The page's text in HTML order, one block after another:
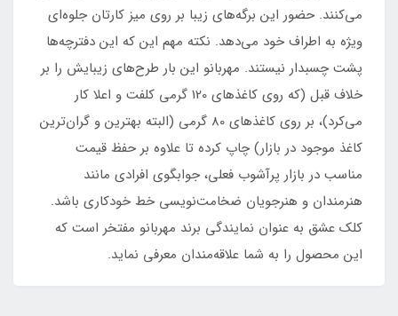
می‌کنند. حضور این برگه‌های زیبا بر روی میز کارتان جلوه‌ای
ویژه به اطراف خود می‌دهد. نکته مهم این که این دفترچه‌ها
پشت چسبدار نیستند. مهربانو این بار طرح‌های زیبایش را بر
خلاف قبل (که روی کاغذهای 120 گرمی کلفت و اعلا کار
می‌کرد)، بر روی کاغذهای 80 گرمی (البته بهترین و گران‌ترین
کاغذ موجود در بازار) چاپ کرده تا علاوه بر حفظ قیمت
مناسب در بازار پرآشوب فعلی، جوابگوی افرادی مانند
هنرمندان و هنرجویان ضخامت‌نویسی خط خودکاری باشد.
کلک عشق به عنوان نمایندگی برند مهربانو مفتخر است که
این محصول را به شما علاقه‌مندان معرفی نماید.